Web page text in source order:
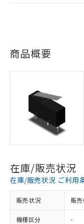
商品概要
在庫/販売状況
在庫/販売状況 ご利用
販売状況 販
機種区分 -